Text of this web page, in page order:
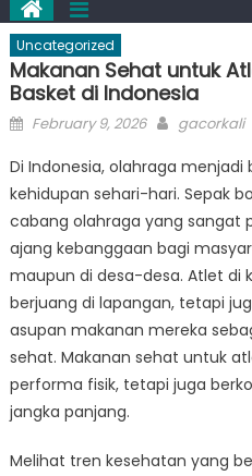
Uncategorized
Makanan Sehat untuk
Basket di Indonesia
Posted
February 9, 2026 Author
gacorkali
Di Indonesia, olahraga
kehidupan sehari-hari. Sepak
cabang olahraga yang sangat
ajang kebanggaan bagi
maupun di desa-desa. Atlet di
berjuang di lapangan, tetapi
asupan makanan mereka
sehat. Makanan sehat untuk
performa fisik, tetapi juga
jangka panjang.
Melihat tren kesehatan yang